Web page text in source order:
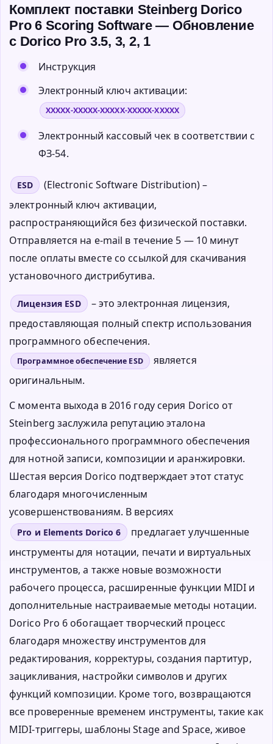
Комплект поставки Steinberg Dorico
Pro 6 Scoring Software — Обновление
с Dorico Pro 3.5, 3, 2, 1
Инструкция
Электронный ключ активации:
XXXXX-XXXXX-XXXXX-XXXXX-XXXXX
Электронный кассовый чек в соответствии с
ФЗ-54.
ESD
(Electronic Software Distribution) –
электронный ключ активации,
распространяющийся без физической поставки.
Отправляется на e-mail в течение 5 — 10 минут
после оплаты вместе со ссылкой для скачивания
установочного дистрибутива.
Лицензия ESD
– это электронная лицензия,
предоставляющая полный спектр использования
программного обеспечения.
Программное обеспечение ESD
является
оригинальным.
С момента выхода в 2016 году серия Dorico от
Steinberg заслужила репутацию эталона
профессионального программного обеспечения
для нотной записи, композиции и аранжировки.
Шестая версия Dorico подтверждает этот статус
благодаря многочисленным
усовершенствованиям. В версиях
Pro и Elements Dorico 6
предлагает улучшенные
инструменты для нотации, печати и виртуальных
инструментов, а также новые возможности
рабочего процесса, расширенные функции MIDI и
дополнительные настраиваемые методы нотации.
Dorico Pro 6 обогащает творческий процесс
благодаря множеству инструментов для
редактирования, корректуры, создания партитур,
зацикливания, настройки символов и других
функций композиции. Кроме того, возвращаются
все проверенные временем инструменты, такие как
MIDI-триггеры, шаблоны Stage and Space, живое